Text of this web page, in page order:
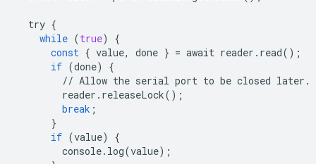
try {
while (true)
{
const { value, done } = await reader . read();
if (done)
{
// Allow the serial port to be closed later .
reader . releaseLock();
break ;
}
if (value)
{
console. log(value);